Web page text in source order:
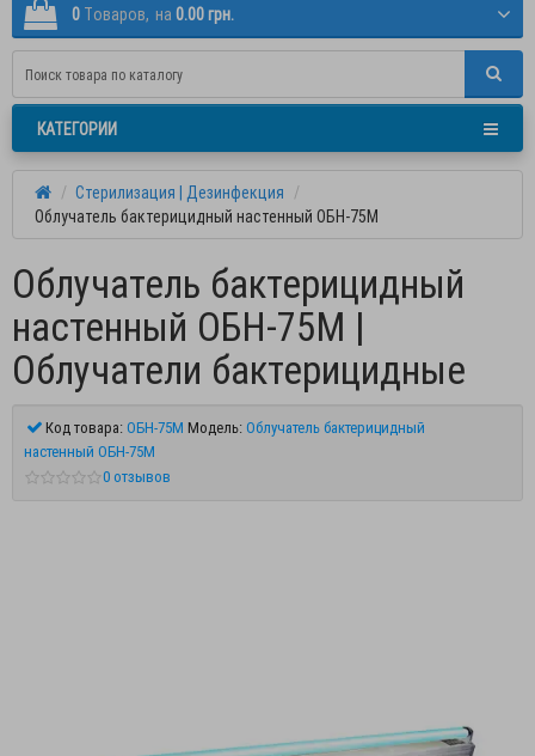
0 Tоваров, на 0.00 грн.
КАТЕГОРИИ
Стерилизация | Дезинфекция
Облучатель бактерицидный настенный ОБН-75М
Облучатель бактерицидный
настенный ОБН-75М |
Облучатели бактерицидные
Код товара:ОБН-75М Модель:Облучатель бактерицидный
настенный ОБН-75М
0 отзывов